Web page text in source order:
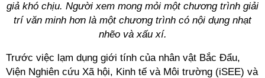
giả khó chịu. Người xem mong mỏi một chương trình giải
trí văn minh hơn là một chương trình có nội dụng nhạt
nhẽo và xấu xí.
Trước việc lạm dụng giới tính của nhân vật Bắc Đẩu,
Viện Nghiên cứu Xã hội, Kinh tế và Môi trường (iSEE) và